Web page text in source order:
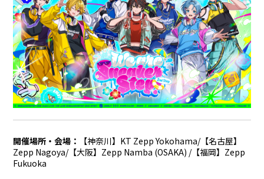
FANCLUB
合計フォロワー数
86,248,855
合計再生数
199.44 億
すとぷり
開催場所・会場： 【神奈川】KT Zepp Yokohama/【名古屋】
Zepp Nagoya/【大阪】Zepp Namba (OSAKA) /【福岡】Zepp
Fukuoka